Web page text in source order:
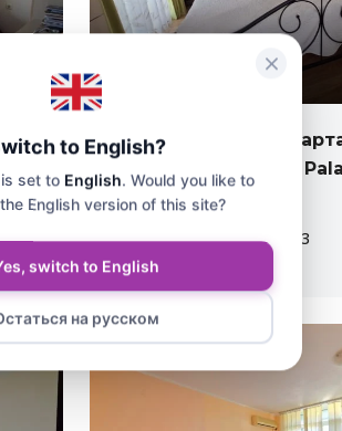
Двухкомнатный
в комплексе “Izida
Солнечный Берег
1 1 50 m² 3
АПАРТАМЕНТ
to English?
set to English. Would you like to
English version of this site?
switch to English
на русском